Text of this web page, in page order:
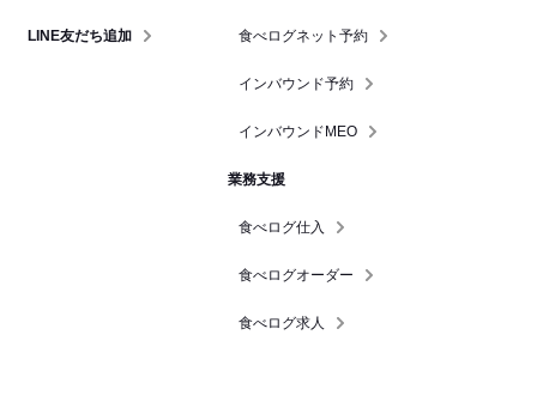
LINE友だち追加 食べログネット予約
インバウンド予約
インバウンドMEO
業務支援
食べログ仕入
食べログオーダー
食べログ求人